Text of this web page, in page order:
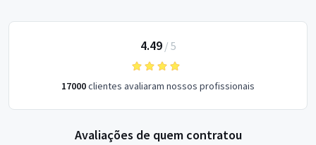
4.49/ 5
17000clientes avaliaram nossos profissionais
Avaliações de quem contratou